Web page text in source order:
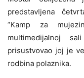
predstavljena
“Kamp za
multimedijalnoj
prisustvovao joj je
rodbina polaznika.